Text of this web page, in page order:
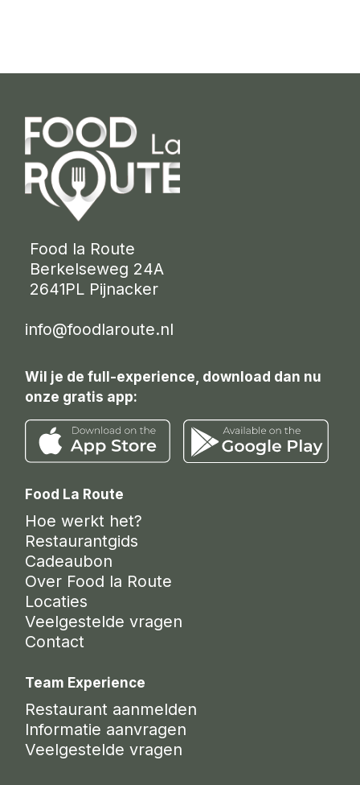
Food la Route
Berkelseweg 24A
2641PL Pijnacker
info@foodlaroute.nl
Wil je de full-experience, download dan nu
onze gratis app:
Food La Route
Hoe werkt het?
Restaurantgids
Cadeaubon
Over Food la Route
Locaties
Veelgestelde vragen
Contact
Team Experience
Restaurant aanmelden
Informatie aanvragen
Veelgestelde vragen